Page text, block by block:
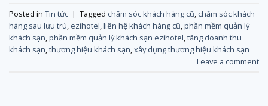
Posted in Tin tức | Tagged chăm sóc khách hàng cũ, chăm sóc khách
hàng sau lưu trú, ezihotel,liên hệ khách hàng cũ,phần mềm quản lý
khách sạn,phần mềm quản lý khách sạn ezihotel,tăng doanh thu
khách sạn,thương hiệu khách sạn,xây dựng thương hiệu khách sạn
Leave a comment